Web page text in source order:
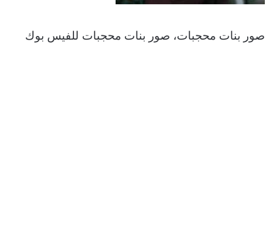
صور بنات محجبات، صور بنات محجبات للفيس بوك